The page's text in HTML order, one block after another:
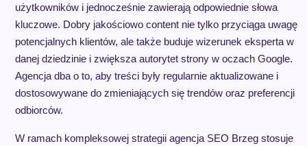
użytkowników i jednocześnie zawierają odpowiednie słowa
kluczowe. Dobry jakościowo content nie tylko przyciąga uwagę
potencjalnych klientów, ale także buduje wizerunek eksperta w
danej dziedzinie i zwiększa autorytet strony w oczach Google.
Agencja dba o to, aby treści były regularnie aktualizowane i
dostosowywane do zmieniających się trendów oraz preferencji
odbiorców.
W ramach kompleksowej strategii agencja SEO Brzeg stosuje